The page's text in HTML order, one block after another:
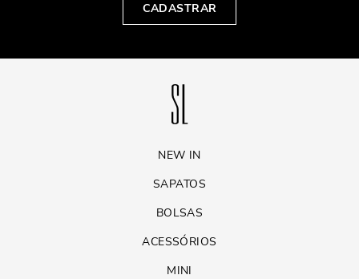
CADASTRAR
NEW IN
SAPATOS
BOLSAS
ACESSÓRIOS
MINI